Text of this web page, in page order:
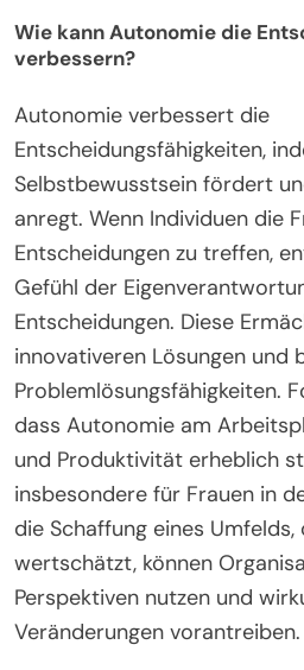
Wie kann Autonomie die
verbessern?
Autonomie verbessert die
Entscheidungsfähigkeiten,
Selbstbewusstsein fördert
anregt. Wenn Individuen die
Entscheidungen zu treffen,
Gefühl der
Entscheidungen. Diese
innovativeren Lösungen und
Problemlösungsfähigkeiten.
dass Autonomie am
und Produktivität erheblich
insbesondere für Frauen in
die Schaffung eines
wertschätzt, können
Perspektiven nutzen und
Veränderungen vorantreiben.